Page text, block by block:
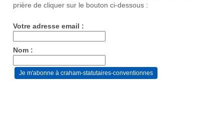
prière de cliquer sur le bouton ci-dessous :
Votre adresse email :
Nom :